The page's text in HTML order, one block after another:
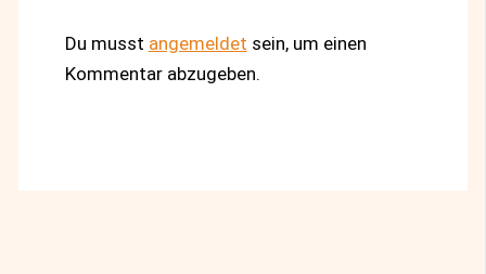
Du musst angemeldet sein, um einen
Kommentar abzugeben.